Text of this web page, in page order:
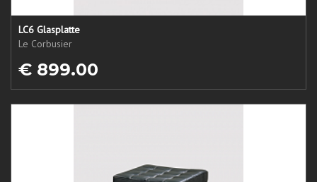
LC6 Glasplatte
Le Corbusier
€ 899.00